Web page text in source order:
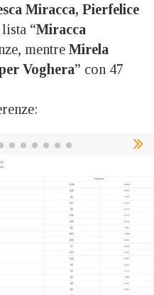
Miracca, Pierfelice
“Miracca
mentre Mirela
Voghera” con 47